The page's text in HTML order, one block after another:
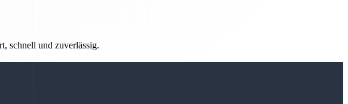
schnell und zuverlässig.